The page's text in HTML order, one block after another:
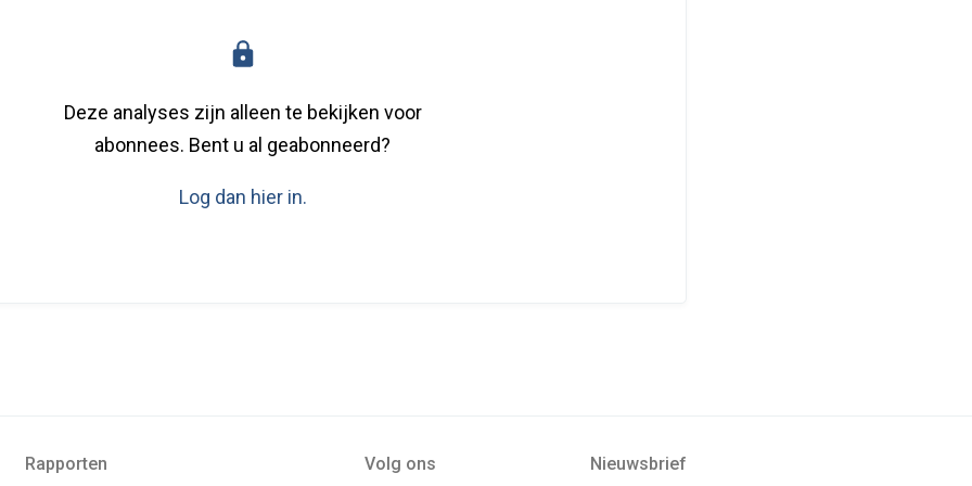
Deze analyses zijn alleen te bekijken voor
abonnees. Bent u al geabonneerd?
Log dan hier in.
Rapporten Volg ons Nieuwsbrief